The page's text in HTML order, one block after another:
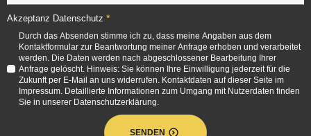
Akzeptanz Datenschutz *
Durch das Absenden stimme ich zu, dass meine Angaben aus dem
Kontaktformular zur Beantwortung meiner Anfrage erhoben und verarbeitet
werden. Die Daten werden nach abgeschlossener Bearbeitung Ihrer
Anfrage gelöscht. Hinweis: Sie können Ihre Einwilligung jederzeit für die
Zukunft per E-Mail an uns widerrufen. Kontaktdaten auf dieser Seite im
Impressum. Detaillierte Informationen zum Umgang mit Nutzerdaten finden
Sie in unserer Datenschutzerklärung.
SENDEN